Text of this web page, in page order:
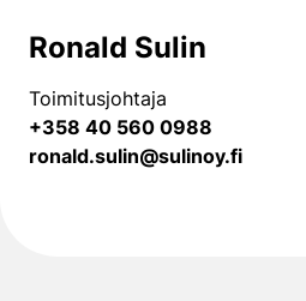
Ronald Sulin
Toimitusjohtaja
+358 40 560 0988
ronald.sulin@sulinoy.fi